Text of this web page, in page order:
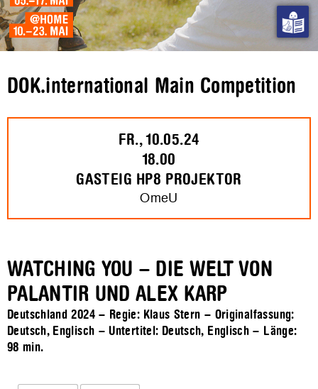
DOK.international Main Competition
FR., 10.05.24
18.00
GASTEIG HP8 PROJEKTOR
OmeU
WATCHING YOU – DIE WELT VON
PALANTIR UND ALEX KARP
Deutschland 2024 – Regie: Klaus Stern – Originalfassung:
Deutsch, Englisch – Untertitel: Deutsch, Englisch – Länge:
98 min.